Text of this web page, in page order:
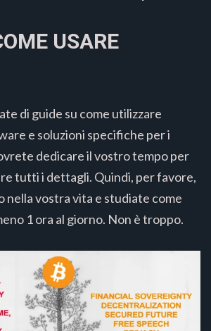
USARE
di guide su come utilizzare
e soluzioni specifiche per i
dedicare il vostro tempo per
tutti i dettagli. Quindi, per favore,
nella vostra vita e studiate come
1 ora al giorno. Non è troppo.